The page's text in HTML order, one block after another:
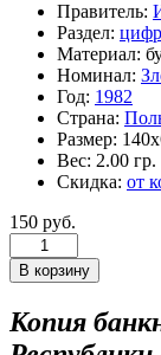
Правитель:
Раздел:
Материал:
Номинал:
Год: 1982
Страна:
Размер:
Вес: 2.00 гр.
Скидка: от
150 руб.
Копия